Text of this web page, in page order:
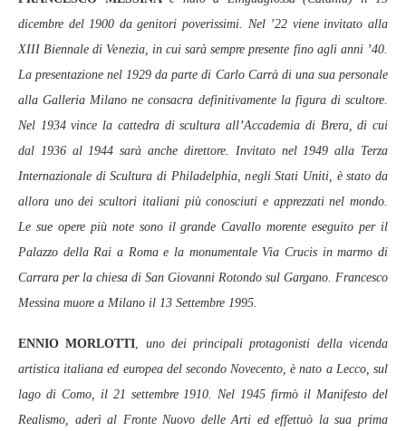
dicembre del 1900 da genitori poverissimi. Nel ’22 viene invitato alla
XIII Biennale di Venezia, in cui sarà sempre presente fino agli anni ’40.
La presentazione nel 1929 da parte di Carlo Carrà di una sua personale
alla Galleria Milano ne consacra definitivamente la figura di scultore.
Nel 1934 vince la cattedra di scultura all’Accademia di Brera, di cui
dal 1936 al 1944 sarà anche direttore. Invitato nel 1949 alla Terza
Internazionale di Scultura di Philadelphia, negli Stati Uniti, è stato da
allora uno dei scultori italiani più conosciuti e apprezzati nel mondo.
Le sue opere più note sono il grande Cavallo morente eseguito per il
Palazzo della Rai a Roma e la monumentale Via Crucis in marmo di
Carrara per la chiesa di San Giovanni Rotondo sul Gargano. Francesco
Messina muore a Milano il 13 Settembre 1995.
ENNIO MORLOTTI, uno dei principali protagonisti della vicenda
artistica italiana ed europea del secondo Novecento, è nato a Lecco, sul
lago di Como, il 21 settembre 1910. Nel 1945 firmò il Manifesto del
Realismo, aderì al Fronte Nuovo delle Arti ed effettuò la sua prima